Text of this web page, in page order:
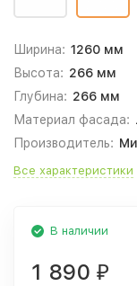
Ширина: 1260 мм
Высота: 266 мм
Глубина: 266 мм
Материал фасада:
Производитель:
Все характеристики
В наличии
1 890 ₽